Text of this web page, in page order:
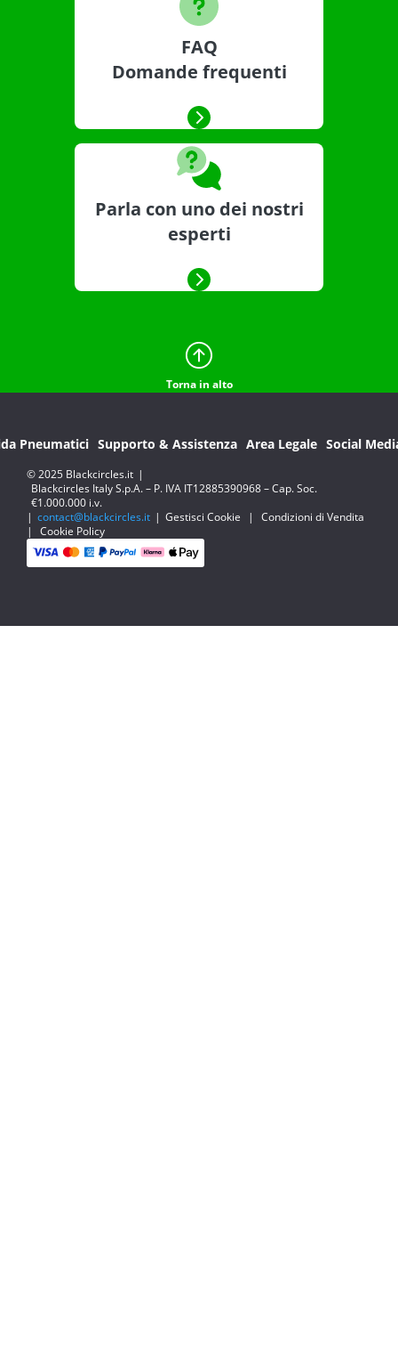
FAQ
Domande frequenti
Parla con uno dei nostri
esperti
Torna in alto
Pneumatici Supporto & Assistenza Area Legale Social
© 2025 Blackcircles.it |
Blackcircles Italy S.p.A. – P. IVA IT12885390968 – Cap. Soc.
€1.000.000 i.v.
| contact@blackcircles.it | Gestisci Cookie |
Condizioni di Vendita
|
Cookie Policy